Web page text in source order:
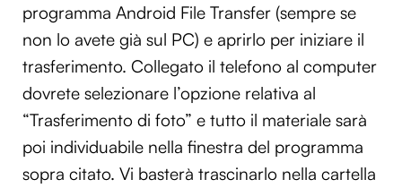
programma Android File Transfer (sempre se
non lo avete già sul PC) e aprirlo per iniziare il
trasferimento. Collegato il telefono al computer
dovrete selezionare l’opzione relativa al
“Trasferimento di foto” e tutto il materiale sarà
poi individuabile nella finestra del programma
sopra citato. Vi basterà trascinarlo nella cartella